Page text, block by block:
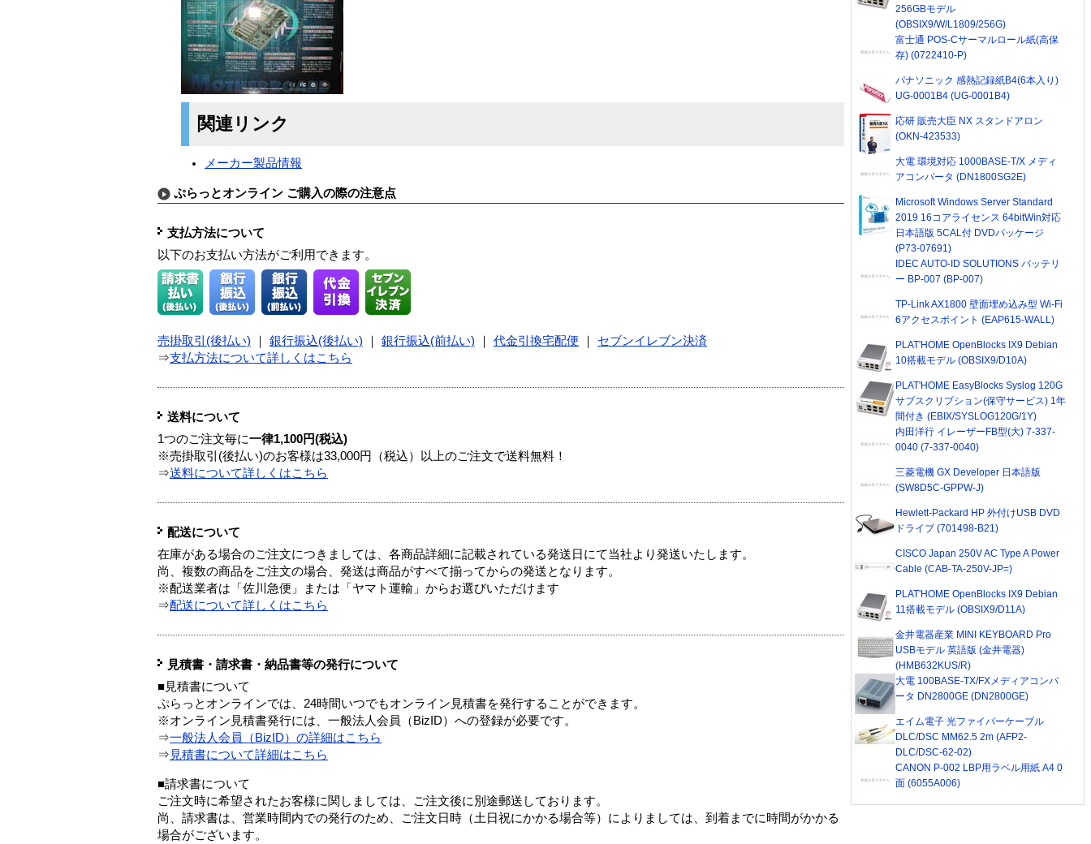
関連リンク
メーカー製品情報
ぷらっとオンライン ご購入の際の注意点
支払方法について
以下のお支払い方法がご利用できます。
売掛取引(後払い) 銀行振込(後払い) 銀行振込(前払い) 代金引換宅配便
セブンイレブン決済
⇒支払方法について詳しくはこちら
送料について
1つのご注文毎に一律1,100円(税込)
※売掛取引(後払い)のお客様は33,000円（税込）以上のご注文で送料無料！
⇒送料について詳しくはこちら
配送について
在庫がある場合のご注文につきましては、各商品詳細に記載されている発送日にて当社より発送いたします。
尚、複数の商品をご注文の場合、発送は商品がすべて揃ってからの発送となります。
※配送業者は「佐川急便」または「ヤマト運輸」からお選びいただけます
⇒配送について詳しくはこちら
見積書・請求書・納品書等の発行について
■見積書について
ぷらっとオンラインでは、24時間いつでもオンライン見積書を発行することができます。
※オンライン見積書発行には、一般法人会員（BizID）への登録が必要です。
⇒一般法人会員（BizID）の詳細はこちら
⇒ 見積書について詳細はこちら
■請求書について
ご注文時に希望されたお客様に関しましては、ご注文後に別途郵送しております。
尚、請求書は、営業時間内での発行のため、ご注文日時（土日祝にかかる場合等）によりましては、到着までに時間がかかる
場合がございます。
256GBモデル
(OBSIX9/W/L1809/256G)
富士通 POS-Cサーマルロール紙(高保
存) (0722410-P)
パナソニック 感熱記録紙B4(6本入り)
UG-0001B4 (UG-0001B4)
応研 販売大臣 NX スタンドアロン
(OKN-423533)
大電 環境対応 1000BASE-T/X メディ
アコンバータ (DN1800SG2E)
Microsoft Windows Server Standard
2019 16コアライセンス 64bitWin対応
日本語版 5CAL付 DVDパッケージ
(P73-07691)
IDEC AUTO-ID SOLUTIONS バッテリ
ー BP-007 (BP-007)
TP-Link AX1800 壁面埋め込み型 Wi-Fi
6アクセスポイント (EAP615-WALL)
PLAT'HOME OpenBlocks IX9 Debian
10搭載モデル (OBSIX9/D10A)
PLAT'HOME EasyBlocks Syslog 120G
サブスクリプション(保守サービス) 1年
間付き (EBIX/SYSLOG120G/1Y)
内田洋行 イレーザーFB型(大) 7-337-
0040 (7-337-0040)
三菱電機 GX Developer 日本語版
(SW8D5C-GPPW-J)
Hewlett-Packard HP 外付けUSB DVD
ドライブ (701498-B21)
CISCO Japan 250V AC Type A Power
Cable (CAB-TA-250V-JP=)
PLAT'HOME OpenBlocks IX9 Debian
11搭載モデル (OBSIX9/D11A)
金井電器産業 MINI KEYBOARD Pro
USBモデル 英語版 (金井電器)
(HMB632KUS/R)
大電 100BASE-TX/FXメディアコンバ
ータ DN2800GE (DN2800GE)
エイム電子 光ファイバーケーブル
DLC/DSC MM62.5 2m (AFP2-
DLC/DSC-62-02)
CANON P-002 LBP用ラベル用紙 A4 0
面 (6055A006)